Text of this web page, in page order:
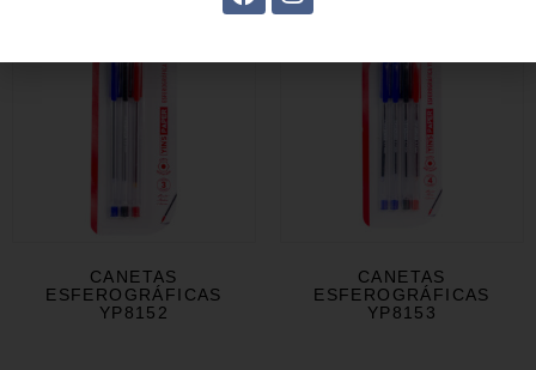
CANETAS
ESFEROGRÁFICAS
YP8152
CANETAS
ESFEROGRÁFICAS
YP8153